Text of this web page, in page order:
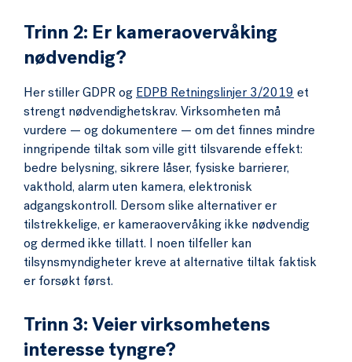
Trinn 2: Er kameraovervåking
nødvendig?
Her stiller GDPR og EDPB Retningslinjer 3/2019 et
strengt nødvendighetskrav. Virksomheten må
vurdere — og dokumentere — om det finnes mindre
inngripende tiltak som ville gitt tilsvarende effekt:
bedre belysning, sikrere låser, fysiske barrierer,
vakthold, alarm uten kamera, elektronisk
adgangskontroll. Dersom slike alternativer er
tilstrekkelige, er kameraovervåking ikke nødvendig
og dermed ikke tillatt. I noen tilfeller kan
tilsynsmyndigheter kreve at alternative tiltak faktisk
er forsøkt først.
Trinn 3: Veier virksomhetens
interesse tyngre?